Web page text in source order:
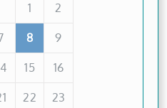
1 2
8 9
15 16
22 23